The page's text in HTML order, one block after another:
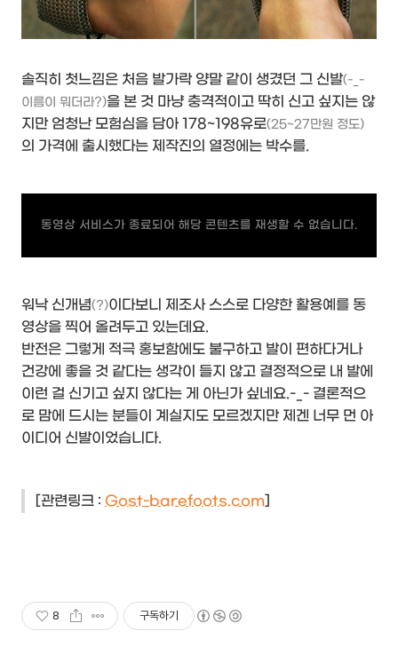
솔직히 첫느낌은 처음 발가락 양말 같이 생겼던 그 신발(-_-
이름이 뭐더라?)을 본 것 마냥 충격적이고 딱히 신고 싶지는 않
지만 엄청난 모험심을 담아 178~198유로(25~27만원 정도)
의 가격에 출시했다는 제작진의 열정에는 박수를.
동영상 서비스가 종료되어 해당 콘텐츠를 재생할 수 없습니다.
워낙 신개념(?)이다보니 제조사 스스로 다양한 활용예를 동
영상을 찍어 올려두고 있는데요.
반전은 그렇게 적극 홍보함에도 불구하고 발이 편하다거나
건강에 좋을 것 같다는 생각이 들지 않고 결정적으로 내 발에
이런 걸 신기고 싶지 않다는 게 아닌가 싶네요.-_- 결론적으
로 맘에 드시는 분들이 계실지도 모르겠지만 제겐 너무 먼 아
이디어 신발이었습니다.
[관련링크 : Gost-barefoots.com]
8 구독하기